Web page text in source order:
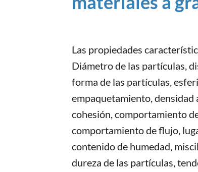
Las propiedades
Diámetro de las partículas,
forma de las partículas,
empaquetamiento,
cohesión, comportamiento
comportamiento de flujo,
contenido de humedad,
dureza de las partículas,